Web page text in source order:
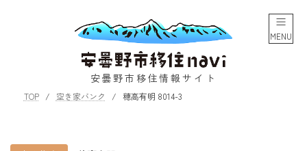
安曇野市移住情報サイト
TOP 空き家バンク 穂高有明 8014-3
MENU